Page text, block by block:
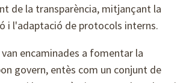
de la transparència, mitjançant la
i l'adaptació de protocols interns.
encaminades a fomentar la
govern, entès com un conjunt de